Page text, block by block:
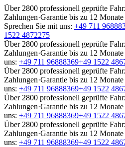
Über 2800 professionell geprüfte
Zahlungen·Garantie bis zu 12
Sprechen Sie mit uns: +49 711
1522 4872275
Über 2800 professionell geprüfte
Zahlungen·Garantie bis zu 12
uns: +49 711 96888369+49 1522
Über 2800 professionell geprüfte
Zahlungen·Garantie bis zu 12
uns: +49 711 96888369+49 1522
Über 2800 professionell geprüfte
Zahlungen·Garantie bis zu 12
uns: +49 711 96888369+49 1522
Über 2800 professionell geprüfte
Zahlungen·Garantie bis zu 12
uns: +49 711 96888369+49 1522